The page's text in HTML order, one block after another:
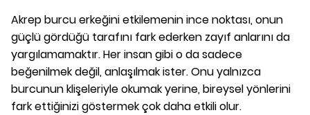
Akrep burcu erkeğini etkilemenin ince noktası, onun
güçlü gördüğü tarafını fark ederken zayıf anlarını da
yargılamamaktır. Her insan gibi o da sadece
beğenilmek değil, anlaşılmak ister. Onu yalnızca
burcunun klişeleriyle okumak yerine, bireysel yönlerini
fark ettiğinizi göstermek çok daha etkili olur.